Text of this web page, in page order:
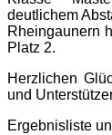
deutlichem
Rheingaunern
Platz 2.
Herzlichen
und
Ergebnisliste